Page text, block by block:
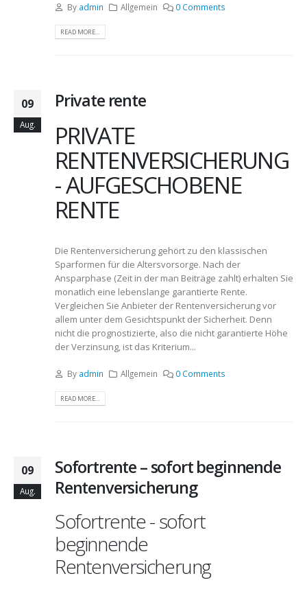
By admin Allgemein 0 Comments
READ MORE...
09
Aug.
Private rente
PRIVATE
RENTENVERSICHERUNG
- AUFGESCHOBENE
RENTE
Die Rentenversicherung gehört zu den klassischen
Sparformen für die Altersvorsorge. Nach der
Ansparphase (Zeit in der man Beiträge zahlt) erhalten Sie
monatlich eine lebenslange garantierte Rente.
Vergleichen Sie Anbieter der Rentenversicherung vor
allem unter dem Gesichtspunkt der Sicherheit. Denn
nicht die prognostizierte, also die nicht garantierte Höhe
der Verzinsung, ist das Kriterium...
By admin Allgemein 0 Comments
READ MORE...
09
Aug.
Sofortrente – sofort beginnende
Rentenversicherung
Sofortrente - sofort
beginnende
Rentenversicherung